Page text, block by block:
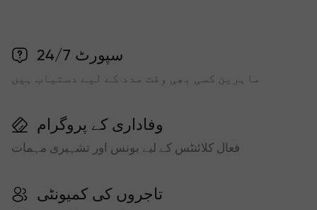
سپورٹ 24/7
ماہرین کسی بھی وقت مدد کے لیے دستیاب ہیں
وفاداری کے پروگرام
فعال کلائنٹس کے لیے بونس اور تشہیری مہمات
تاجروں کی کمیونٹی